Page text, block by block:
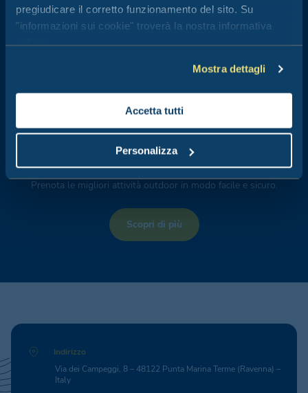
pregiudicare il corretto funzionamento del sito. Su
"informazioni sui cookie" troverà la nostra informativa
estesa.
Mostra dettagli
Accetta tutti
Personalizza
Attività outdoor
Se sei in cerca di adrenalina, avventura o relax, nella pagina Club
del Sole di Freedome trovi tantissime esperienze.
Prenota le migliori attività outdoor in modo facile e sicuro.
Scopri di più
Indirizzo
Via dei Campeggi, 8 – 48122 Punta Marina Terme (Ravenna) –
Italy